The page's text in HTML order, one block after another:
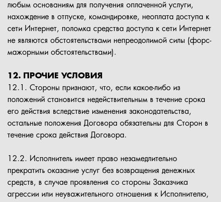
любым основаниям для получения оплаченной услуги,
нахождение в отпуске, командировке, неоплата доступа к
сети Интернет, поломка средства доступа к сети Интернет
не являются обстоятельствами непреодолимой силы (форс-
мажорными обстоятельствами).
12. ПРОЧИЕ УСЛОВИЯ
12.1. Стороны признают, что, если какое-либо из
положений становится недействительным в течение срока
его действия вследствие изменения законодательства,
остальные положения Договора обязательны для Сторон в
течение срока действия Договора.
12.2. Исполнитель имеет право незамедлительно
прекратить оказание услуг без возвращения денежных
средств, в случае проявления со стороны Заказчика
агрессии или неуважительного отношения к Исполнителю,